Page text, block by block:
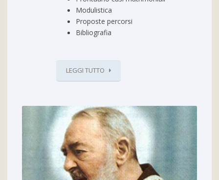
Modulistica
Proposte percorsi
Bibliografia
LEGGI TUTTO